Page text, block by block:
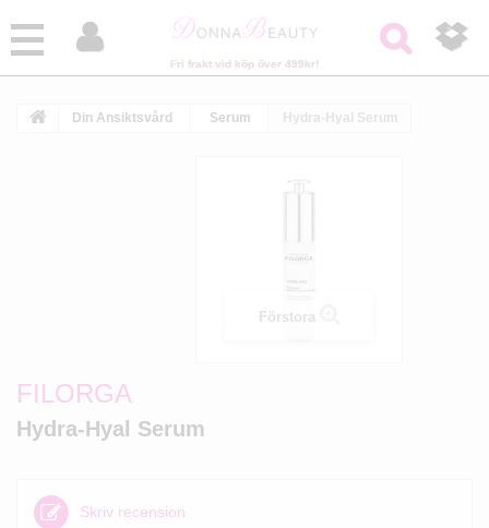
Din Ansiktsvård Serum Hydra-Hyal Serum
Förstora
FILORGA
Hydra-Hyal Serum
Skriv recension
Fri frakt vid köp över 499kr!
 
